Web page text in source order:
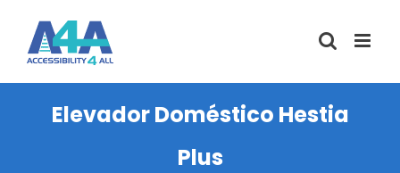
contenido
Elevador Doméstico Hestia
Plus